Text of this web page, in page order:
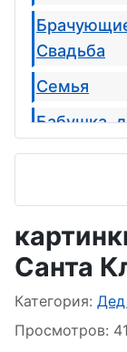
Свадьба
Семья
Бабушка,
Будущая
Снеговик
Бабка-
Ведьма
Санта
Информация о
Категория: Дед
Просмотров: